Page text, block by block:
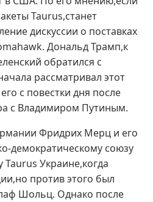
Taurus,станет
дискуссии о поставках
Дональд Трамп,к
обратился с
рассматривал этот
с повестки дня после
с Владимиром Путиным.
Фридрих Мерц и его
демократическому союзу
Taurus Украине,когда
против этого был
Шольц. Однако после